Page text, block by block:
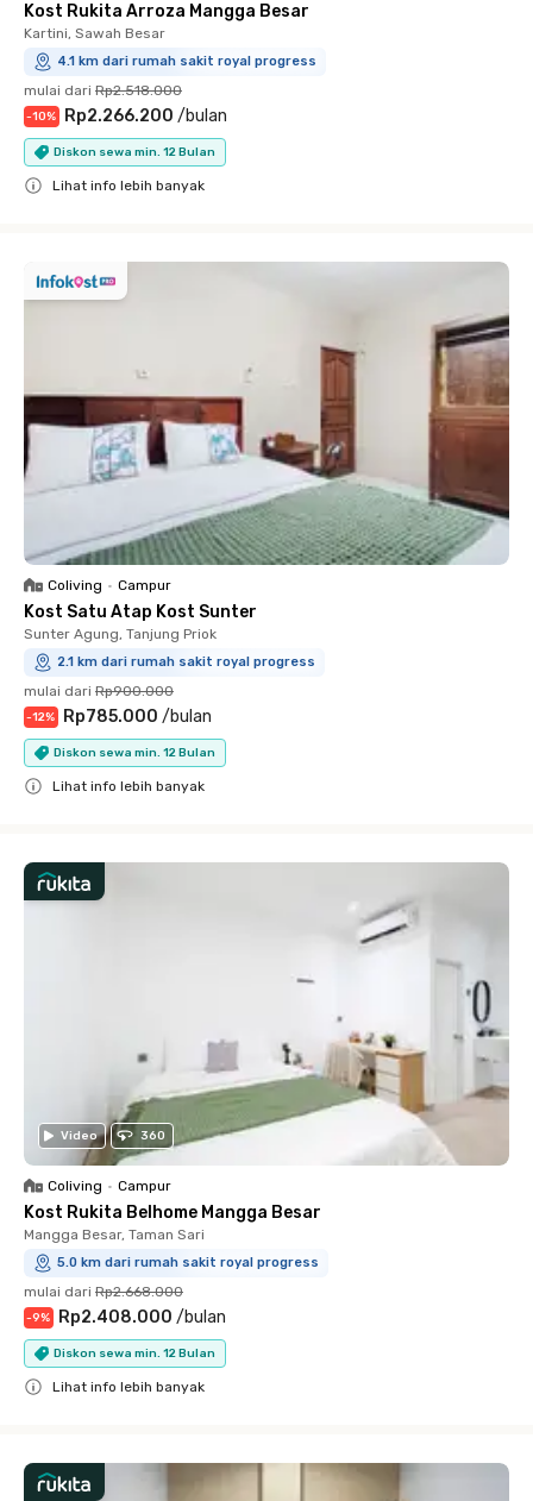
Kost Rukita Arroza Mangga Besar
Kartini, Sawah Besar
4.1 km dari rumah sakit royal progress
mulai dari Rp2.518.000
-10% Rp2.266.200 /bulan
Diskon sewa min. 12 Bulan
Lihat info lebih banyak
Coliving • Campur
Kost Satu Atap Kost Sunter
Sunter Agung, Tanjung Priok
2.1 km dari rumah sakit royal progress
mulai dari Rp900.000
-12% Rp785.000 /bulan
Diskon sewa min. 12 Bulan
Lihat info lebih banyak
Video 360
Coliving • Campur
Kost Rukita Belhome Mangga Besar
Mangga Besar, Taman Sari
5.0 km dari rumah sakit royal progress
mulai dari Rp2.668.000
-9% Rp2.408.000 /bulan
Diskon sewa min. 12 Bulan
Lihat info lebih banyak